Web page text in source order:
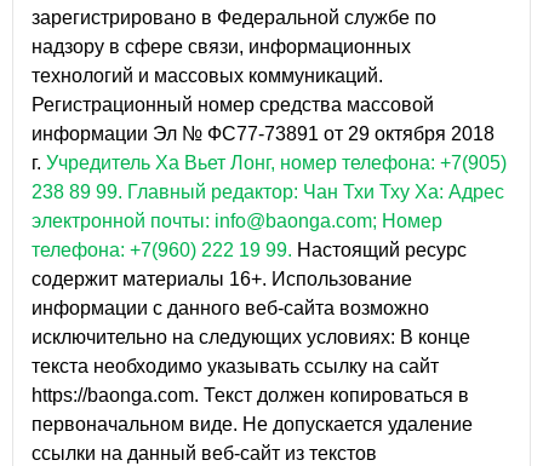
зарегистрировано в Федеральной службе по
надзору в сфере связи, информационных
технологий и массовых коммуникаций.
Регистрационный номер средства массовой
информации Эл № ФС77-73891 от 29 октября 2018
г. Учредитель Ха Вьет Лонг, номер телефона: +7(905)
238 89 99. Главный редактор: Чан Тхи Тху Ха: Адрес
электронной почты: info@baonga.com; Номер
телефона: +7(960) 222 19 99. Настоящий ресурс
содержит материалы 16+. Использование
информации с данного веб-сайта возможно
исключительно на следующих условиях: В конце
текста необходимо указывать ссылку на сайт
https://baonga.com. Текст должен копироваться в
первоначальном виде. Не допускается удаление
ссылки на данный веб-сайт из текстов